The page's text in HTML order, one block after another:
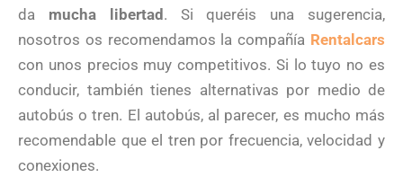
da mucha libertad . Si queréis una sugerencia,
nosotros os recomendamos la compañía Rentalcars
con unos precios muy competitivos. Si lo tuyo no es
conducir, también tienes alternativas por medio de
autobús o tren. El autobús, al parecer, es mucho más
recomendable que el tren por frecuencia, velocidad y
conexiones.